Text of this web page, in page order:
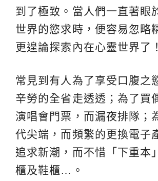
到了極致。當人們一直著眼
世界的慾求時，便容易忽略
更遑論探索內在心靈世界了！
常見到有人為了享受口腹之
辛勞的全省走透透；為了買
演唱會門票，而漏夜排隊；
代尖端，而頻繁的更換電子
追求新潮，而不惜「下重本
櫃及鞋櫃…。